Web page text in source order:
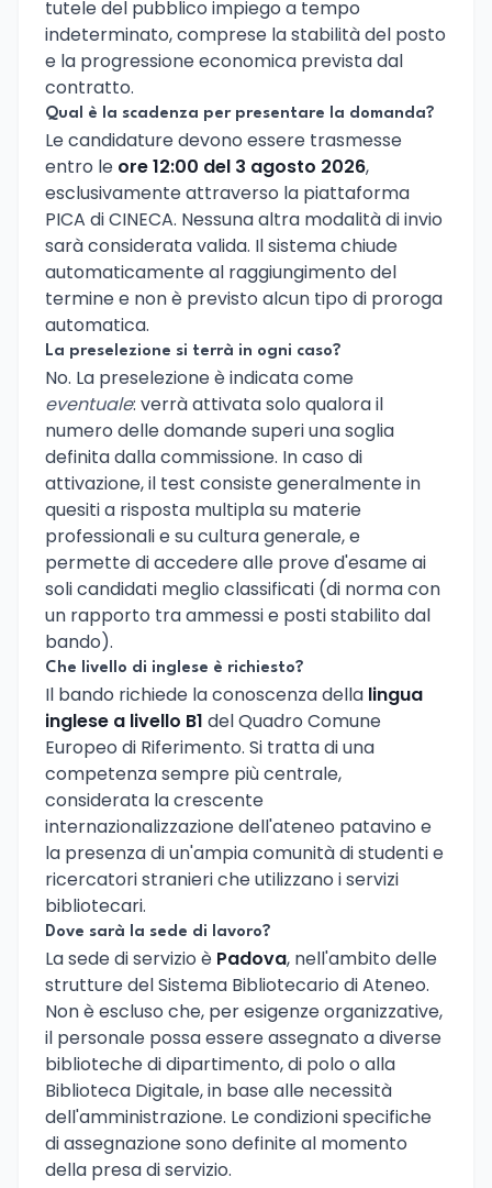
tutele del pubblico impiego a tempo
indeterminato, comprese la stabilità del posto
e la progressione economica prevista dal
contratto.
Qual è la scadenza per presentare la domanda?
Le candidature devono essere trasmesse
entro le ore 12:00 del 3 agosto 2026,
esclusivamente attraverso la piattaforma
PICA di CINECA. Nessuna altra modalità di invio
sarà considerata valida. Il sistema chiude
automaticamente al raggiungimento del
termine e non è previsto alcun tipo di proroga
automatica.
La preselezione si terrà in ogni caso?
No. La preselezione è indicata come
eventuale: verrà attivata solo qualora il
numero delle domande superi una soglia
definita dalla commissione. In caso di
attivazione, il test consiste generalmente in
quesiti a risposta multipla su materie
professionali e su cultura generale, e
permette di accedere alle prove d'esame ai
soli candidati meglio classificati (di norma con
un rapporto tra ammessi e posti stabilito dal
bando).
Che livello di inglese è richiesto?
Il bando richiede la conoscenza della lingua
inglese a livello B1 del Quadro Comune
Europeo di Riferimento. Si tratta di una
competenza sempre più centrale,
considerata la crescente
internazionalizzazione dell'ateneo patavino e
la presenza di un'ampia comunità di studenti e
ricercatori stranieri che utilizzano i servizi
bibliotecari.
Dove sarà la sede di lavoro?
La sede di servizio è Padova, nell'ambito delle
strutture del Sistema Bibliotecario di Ateneo.
Non è escluso che, per esigenze organizzative,
il personale possa essere assegnato a diverse
biblioteche di dipartimento, di polo o alla
Biblioteca Digitale, in base alle necessità
dell'amministrazione. Le condizioni specifiche
di assegnazione sono definite al momento
della presa di servizio.